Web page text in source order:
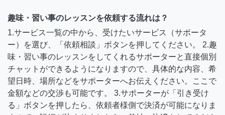
趣味・習い事のレッスンを依頼する流れは？
1.サービス一覧の中から、受けたいサービス（サポータ
ー）を選び、「依頼相談」ボタンを押してください。 2.趣
味・習い事のレッスンをしてくれるサポーターと直接個別
チャットができるようになりますので、具体的な内容、希
望日時、場所などをサポーターへお伝えください。ここで
金額などの交渉も可能です。 3.サポーターが「引き受け
る」ボタンを押したら、依頼者様側で決済が可能になりま